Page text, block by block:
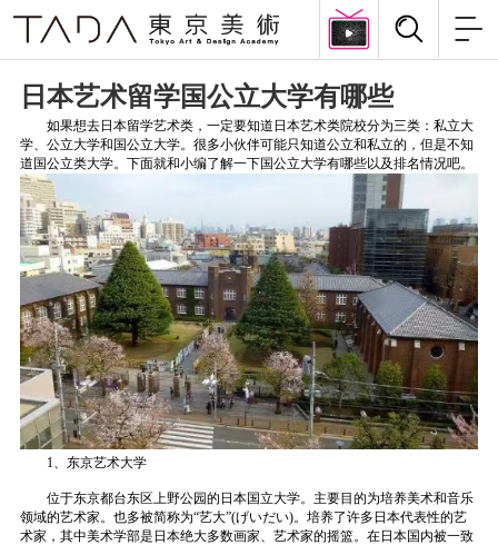
日本艺术留学国公立大学有哪些
如果想去日本留学艺术类，一定要知道日本艺术类院校分为三类：私立大
学、公立大学和国公立大学。很多小伙伴可能只知道公立和私立的，但是不知
道国公立类大学。下面就和小编了解一下国公立大学有哪些以及排名情况吧。
1、东京艺术大学
位于东京都台东区上野公园的日本国立大学。主要目的为培养美术和音乐
领域的艺术家。也多被简称为“艺大”(げいだい)。培养了许多日本代表性的艺
术家，其中美术学部是日本绝大多数画家、艺术家的摇篮。在日本国内被一致